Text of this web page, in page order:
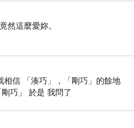
然這麼愛妳。
信 「湊巧」，「剛巧」的餘地
巧」 於是 我問了